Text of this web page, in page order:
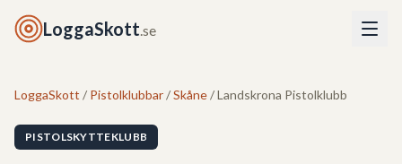
LoggaSkott.se
LoggaSkott / Pistolklubbar/Skåne/ Landskrona Pistolklubb
PISTOLSKYTTEKLUBB